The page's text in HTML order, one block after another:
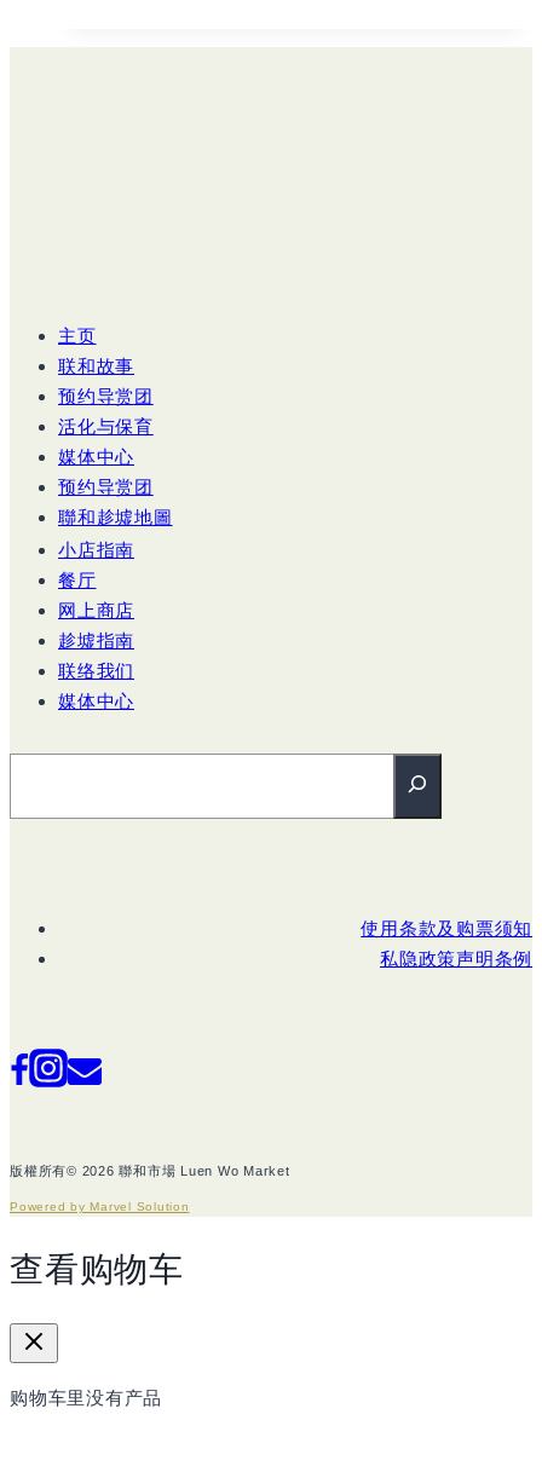
主页
联和故事
预约导赏团
活化与保育
媒体中心
预约导赏团
聯和趁墟地圖
小店指南
餐厅
网上商店
趁墟指南
联络我们
媒体中心
使用条款及购票须知
私隐政策声明条例
版權所有© 2026 聯和市場 Luen Wo Market
Powered by Marvel Solution
查看购物车
购物车里没有产品